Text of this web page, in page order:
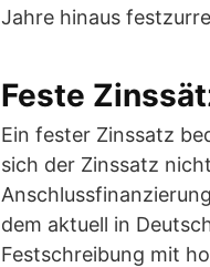
Jahre hinaus
Feste
Ein fester Zinssatz
sich der Zinssatz
dem aktuell in
Festschreibung mit